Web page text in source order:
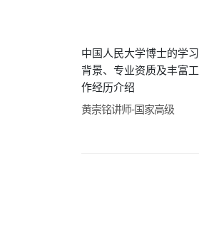
中国人民大学博士的学习
背景、专业资质及丰富工
作经历介绍
黄崇铭讲师-国家高级